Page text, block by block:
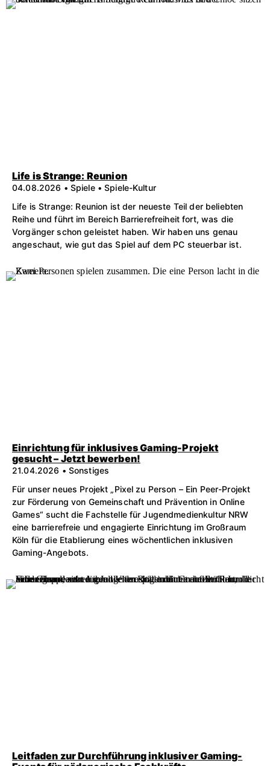
Life is Strange: Reunion
04.08.2026 • Spiele • Spiele-Kultur
Life is Strange: Reunion ist der neueste Teil der beliebten
Reihe und führt im Bereich Barrierefreiheit fort, was die
Vorgänger schon geleistet haben. Wir haben uns genau
angeschaut, wie gut das Spiel auf dem PC steuerbar ist.
Einrichtung für inklusives Gaming-Projekt
gesucht – Jetzt bewerben!
21.04.2026 • Sonstiges
Für unser neues Projekt „Pixel zu Person – Ein Peer-Projekt
zur Förderung von Gemeinschaft und Prävention in Online
Games“ sucht die Fachstelle für Jugendmedienkultur NRW
eine barrierefreie und engagierte Einrichtung im Großraum
Köln für die Etablierung eines wöchentlichen inklusiven
Gaming-Angebots.
Leitfaden zur Durchführung inklusiver Gaming-